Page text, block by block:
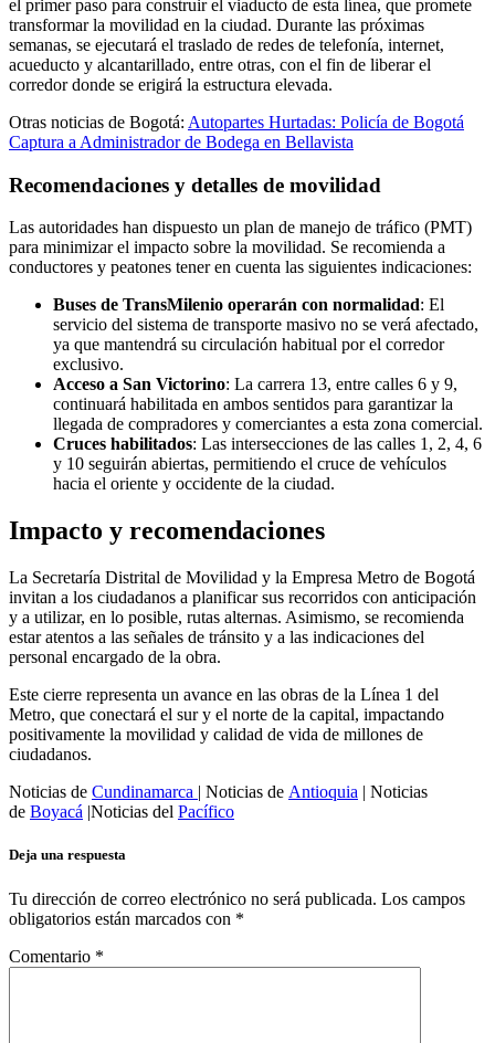
el primer paso para construir el viaducto de esta línea, que promete
transformar la movilidad en la ciudad. Durante las próximas
semanas, se ejecutará el traslado de redes de telefonía, internet,
acueducto y alcantarillado, entre otras, con el fin de liberar el
corredor donde se erigirá la estructura elevada.
Otras noticias de Bogotá: Autopartes Hurtadas: Policía de Bogotá
Captura a Administrador de Bodega en Bellavista
Recomendaciones y detalles de movilidad
Las autoridades han dispuesto un plan de manejo de tráfico (PMT)
para minimizar el impacto sobre la movilidad. Se recomienda a
conductores y peatones tener en cuenta las siguientes indicaciones:
Buses de TransMilenio operarán con normalidad: El
servicio del sistema de transporte masivo no se verá afectado,
ya que mantendrá su circulación habitual por el corredor
exclusivo.
Acceso a San Victorino: La carrera 13, entre calles 6 y 9,
continuará habilitada en ambos sentidos para garantizar la
llegada de compradores y comerciantes a esta zona comercial.
Cruces habilitados: Las intersecciones de las calles 1, 2, 4, 6
y 10 seguirán abiertas, permitiendo el cruce de vehículos
hacia el oriente y occidente de la ciudad.
Impacto y recomendaciones
La Secretaría Distrital de Movilidad y la Empresa Metro de Bogotá
invitan a los ciudadanos a planificar sus recorridos con anticipación
y a utilizar, en lo posible, rutas alternas. Asimismo, se recomienda
estar atentos a las señales de tránsito y a las indicaciones del
personal encargado de la obra.
Este cierre representa un avance en las obras de la Línea 1 del
Metro, que conectará el sur y el norte de la capital, impactando
positivamente la movilidad y calidad de vida de millones de
ciudadanos.
Noticias de Cundinamarca | Noticias de Antioquia | Noticias
de Boyacá |Noticias del Pacífico
Deja una respuesta
Tu dirección de correo electrónico no será publicada. Los campos
obligatorios están marcados con *
Comentario *